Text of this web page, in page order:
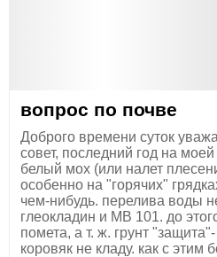
вопрос по почве
Доброго времени суток
совет, последний год на
белый мох (или налет
особенно на "горячих"
чем-нибудь. перелива воды
глеокладин и МВ 101. до
помета, а т. ж. грунт
коровяк не кладу. как с этим